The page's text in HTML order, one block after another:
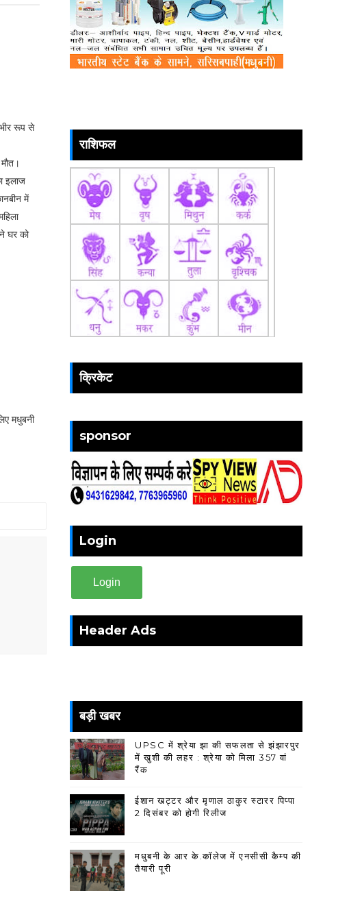
रूप से
इलाज
में
घर को
मधुबनी
राशिफल
क्रिकेट
sponsor
Login
Login
Header Ads
बड़ी खबर
UPSC में श्रेया झा की सफलता से झंझारपुर
में खुशी की लहर : श्रेया को मिला 357 वां
रैंक
ईशान खट्टर और मृणाल ठाकुर स्टारर पिप्पा
2 दिसंबर को होगी रिलीज
मधुबनी के आर के.कॉलेज में एनसीसी कैम्प की
तैयारी पूरी